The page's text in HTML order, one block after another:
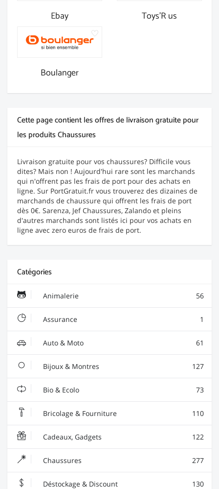
Ebay Toys'R us
Boulanger
Cette page contient les offres de livraison gratuite pour
les produits Chaussures
Livraison gratuite pour vos chaussures? Difficile vous
dites? Mais non ! Aujourd'hui rare sont les marchands
qui n'offrent pas les frais de port pour des achats en
ligne. Sur PortGratuit.fr vous trouverez des dizaines de
marchands de chaussure qui offrent les frais de port
dès 0€. Sarenza, Jef Chaussures, Zalando et pleins
d'autres marchands sont listés ici pour vos achats en
ligne avec zero euros de frais de port.
Catégories
Animalerie 56
Assurance 1
Auto & Moto 61
Bijoux & Montres 127
Bio & Ecolo 73
Bricolage & Fourniture 110
Cadeaux, Gadgets 122
Chaussures 277
Déstockage & Discount 130